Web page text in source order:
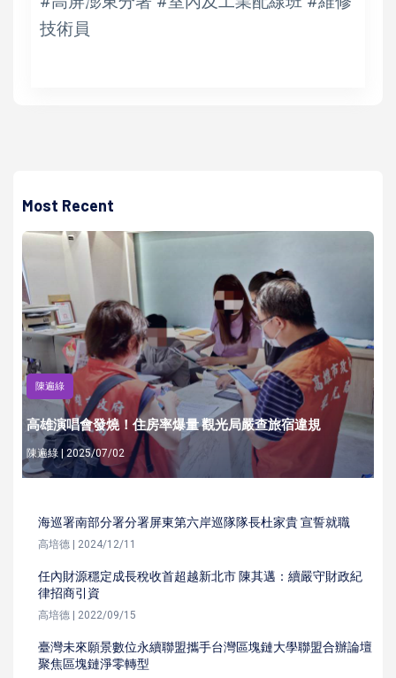
技術員
Most Recent
陳遍綠
高雄演唱會發燒！住房率爆量 觀光局嚴查旅宿違規
陳遍綠 | 2025/07/02
海巡署南部分署分署屏東第六岸巡隊隊長杜家貴 宣誓就職
高培德 | 2024/12/11
任內財源穩定成長稅收首超越新北市 陳其邁：續嚴守財政紀
律招商引資
高培德 | 2022/09/15
臺灣未來願景數位永續聯盟攜手台灣區塊鏈大學聯盟合辦論壇
聚焦區塊鏈淨零轉型